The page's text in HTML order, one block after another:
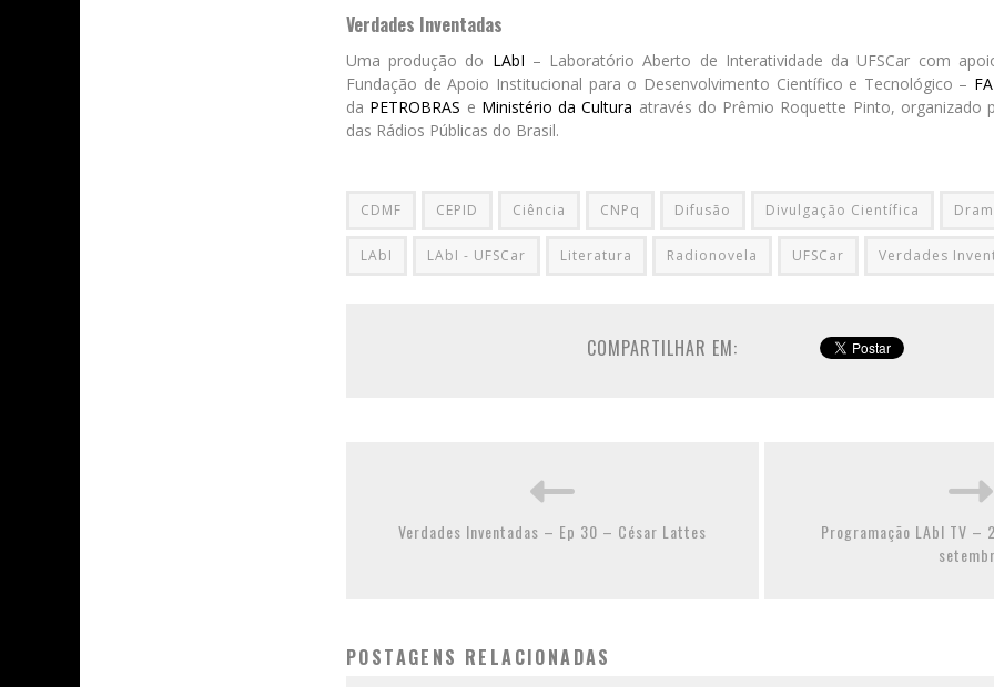
Verdades Inventadas
Uma produção do LAbI – Laboratório Aberto de Interatividade da UFSCar com
Fundação de Apoio Institucional para o Desenvolvimento Científico e Tecnológico –
da PETROBRAS e Ministério da Cultura através do Prêmio Roquette Pinto, organizado
das Rádios Públicas do Brasil.
CDMF CEPID Ciência CNPq Difusão Divulgação Científica
LAbI LAbI - UFSCar Literatura Radionovela UFSCar Verdades
COMPARTILHAR EM:
Verdades Inventadas – Ep 30 – César Lattes
Programação LAbI TV –
POSTAGENS RELACIONADAS